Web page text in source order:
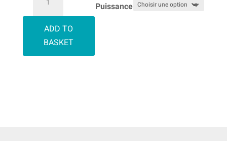
€269.99
à
Puissance
Centrales
Électriques
Portables
ADD TO
BASKET